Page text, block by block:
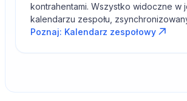
kontrahentami. Wszystko widoczne w
kalendarzu zespołu,
Poznaj: Kalendarz zespołowy